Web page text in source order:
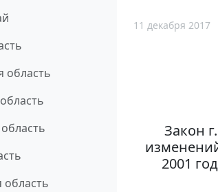
область
область
11 декабря 2017
Закон
2001